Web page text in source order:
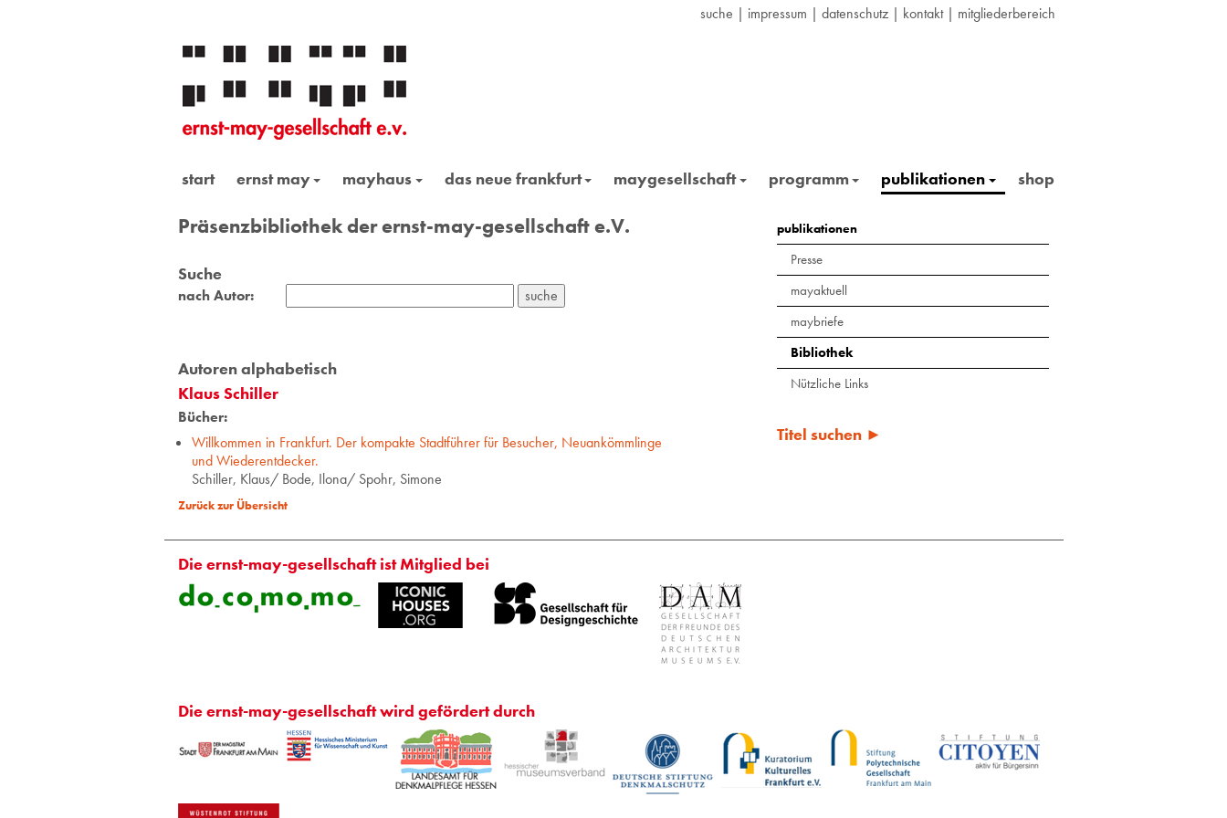
suche | impressum | datenschutz | kontakt| mitgliederbereich
start ernst may mayhaus das neue frankfurt maygesellschaft programm publikationen shop
Präsenzbibliothek der ernst-may-gesellschaft e.V.
Suche
nach Autor:
Autoren alphabetisch
Klaus Schiller
Bücher:
Willkommen in Frankfurt. Der kompakte Stadtführer für Besucher, Neuankömmlinge
und Wiederentdecker.
Schiller, Klaus/ Bode, Ilona/ Spohr, Simone
Zurück zur Übersicht
publikationen
Presse
mayaktuell
maybriefe
Bibliothek
Nützliche Links
Titel suchen ►
Die ernst-may-gesellschaft ist Mitglied bei
Die ernst-may-gesellschaft wird gefördert durch